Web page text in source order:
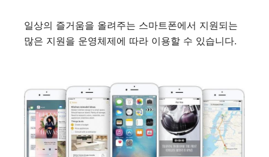
일상의 즐거움을 올려주는 스마트폰에서 지원되는
많은 지원을 운영체제에 따라 이용할 수 있습니다.